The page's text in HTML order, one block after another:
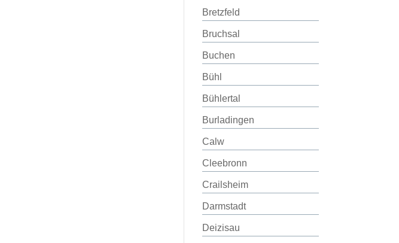
Bretzfeld
Bruchsal
Buchen
Bühl
Bühlertal
Burladingen
Calw
Cleebronn
Crailsheim
Darmstadt
Deizisau